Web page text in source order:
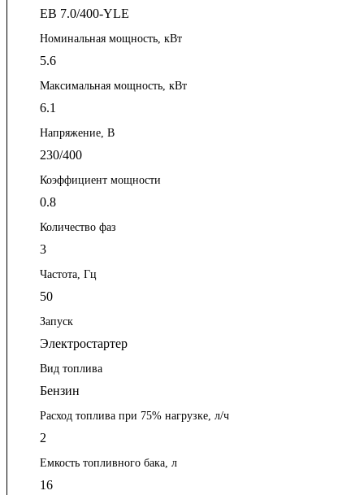
EB 7.0/400-YLE
Номинальная мощность, кВт
5.6
Максимальная мощность, кВт
6.1
Напряжение, В
230/400
Коэффициент мощности
0.8
Количество фаз
3
Частота, Гц
50
Запуск
Электростартер
Вид топлива
Бензин
Расход топлива при 75% нагрузке, л/ч
2
Емкость топливного бака, л
16